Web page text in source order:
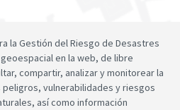
la Gestión del Riesgo de Desastres
en la web, de libre
compartir, analizar y monitorear la
vulnerabilidades y riesgos
así como información